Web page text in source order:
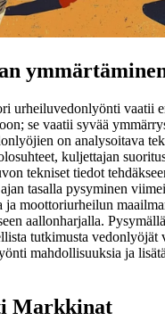
urheiluvedonlyönti vaatii
se vaatii syvää
on analysoitava
kuljettajan
tekniset tiedot
tasalla pysyminen
moottoriurheilun
aallonharjalla.
tutkimusta vedonlyöjät
mahdollisuuksia ja
Markkinat